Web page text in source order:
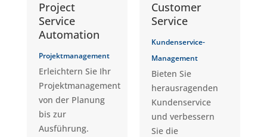
Project
Service
Automation
Projektmanagement
Erleichtern Sie Ihr
Projektmanagement
von der Planung
bis zur
Ausführung.
Customer
Service
Kundenservice-
Management
Bieten Sie
herausragenden
Kundenservice
und verbessern
Sie die